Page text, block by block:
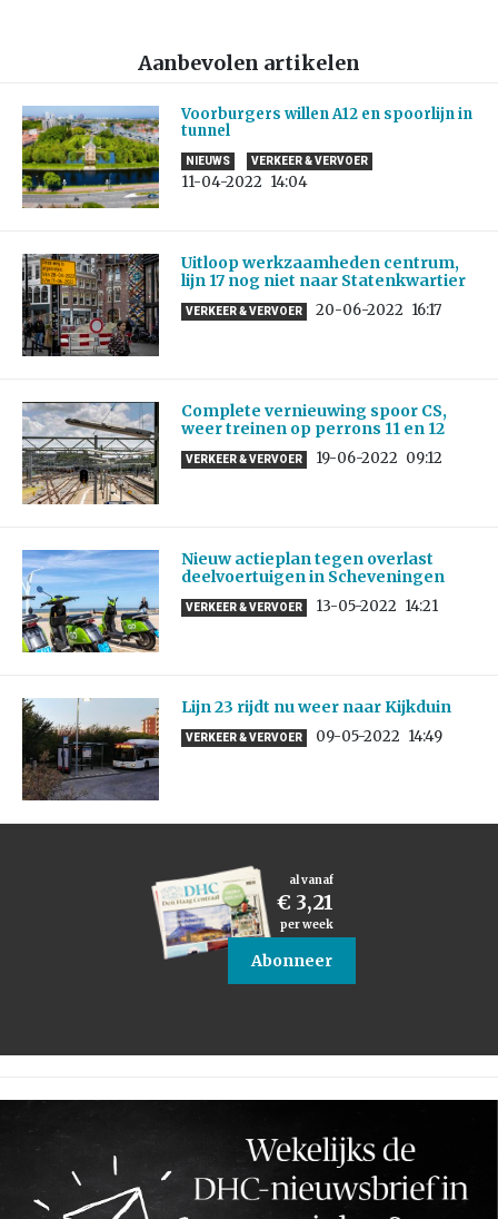
Aanbevolen artikelen
Voorburgers willen A12 en spoorlijn in
tunnel
NIEUWS VERKEER & VERVOER
11-04-2022 14:04
Uitloop werkzaamheden centrum,
lijn 17 nog niet naar Statenkwartier
VERKEER & VERVOER 20-06-2022 16:17
Complete vernieuwing spoor CS,
weer treinen op perrons 11 en 12
VERKEER & VERVOER 19-06-2022 09:12
Nieuw actieplan tegen overlast
deelvoertuigen in Scheveningen
VERKEER & VERVOER 13-05-2022 14:21
Lijn 23 rijdt nu weer naar Kijkduin
VERKEER & VERVOER 09-05-2022 14:49
al vanaf
€ 3,21
per week
Abonneer